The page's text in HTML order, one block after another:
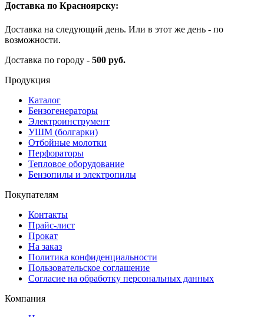
Доставка по Красноярску:
Доставка на следующий день. Или в этот же день - по
возможности.
Доставка по городу - 500 руб.
Продукция
Каталог
Бензогенераторы
Электроинструмент
УШМ (болгарки)
Отбойные молотки
Перфораторы
Тепловое оборудование
Бензопилы и электропилы
Покупателям
Контакты
Прайс-лист
Прокат
На заказ
Политика конфиденциальности
Пользовательское соглашение
Согласие на обработку персональных данных
Компания